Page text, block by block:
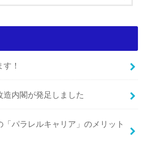
！
造内閣が発足しました
「パラレルキャリア」のメリット